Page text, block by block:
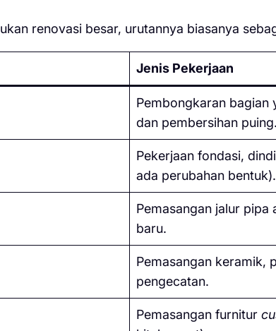
renovasi besar, urutannya biasanya
Jenis Pekerjaan
Pembongkaran bagian
dan pembersihan puing.
Pekerjaan fondasi,
ada perubahan bentuk).
Pemasangan jalur pipa
baru.
Pemasangan keramik,
pengecatan.
Pemasangan furnitur